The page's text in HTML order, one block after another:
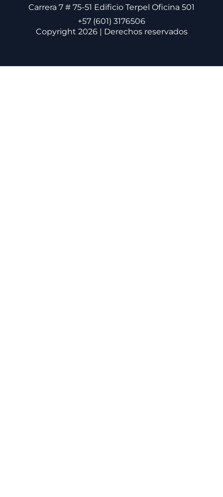
Carrera 7 # 75-51 Edificio Terpel Oficina 501
+57 (601) 3176506
Copyright 2026 | Derechos reservados